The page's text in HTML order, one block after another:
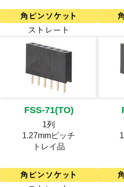
FSS-71(TO)
1列
1.27mmピッチ
トレイ品